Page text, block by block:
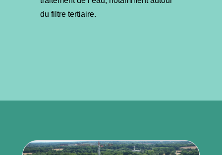
du filtre tertiaire.